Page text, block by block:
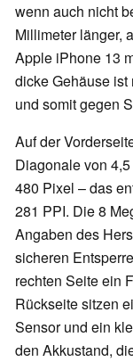
wenn auch nicht
Millimeter länger,
Apple iPhone 13
dicke Gehäuse ist
und somit gegen
Auf der
Diagonale von
480 Pixel – das
281 PPI. Die 8
Angaben des
sicheren
rechten Seite ein
Rückseite sitzen
Sensor und ein
den Akkustand,